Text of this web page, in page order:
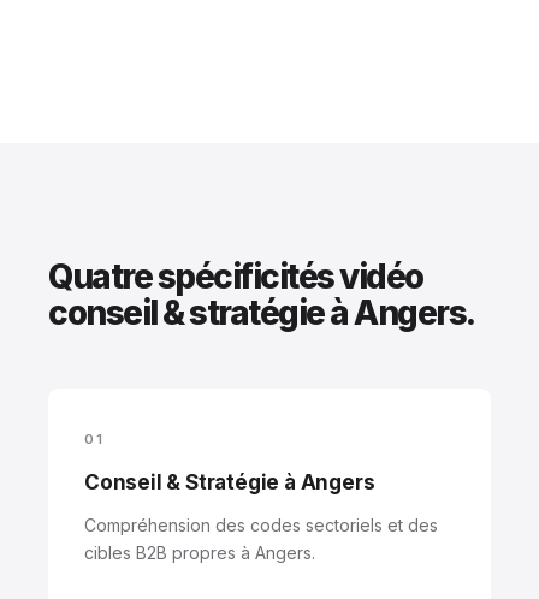
Quatre spécificités vidéo
conseil & stratégie à Angers.
01
Conseil & Stratégie à Angers
Compréhension des codes sectoriels et des
cibles B2B propres à Angers.